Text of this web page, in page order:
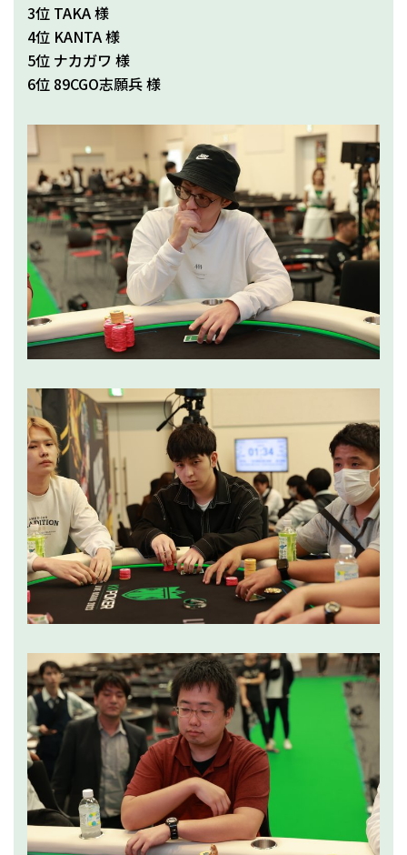
3位 TAKA 様
4位 KANTA 様
5位 ナカガワ 様
6位 89CGO志願兵 様